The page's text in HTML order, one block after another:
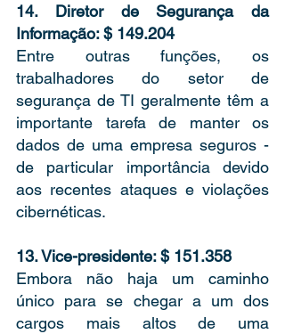
14. Diretor de Segurança da
Informação: $ 149.204
Entre outras funções, os
trabalhadores do setor de
segurança de TI geralmente têm a
importante tarefa de manter os
dados de uma empresa seguros -
de particular importância devido
aos recentes ataques e violações
cibernéticas.
13. Vice-presidente: $ 151.358
Embora não haja um caminho
único para se chegar a um dos
cargos mais altos de uma